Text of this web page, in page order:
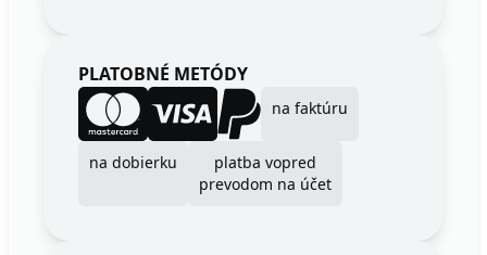
PLATOBNÉ METÓDY
na faktúru
na dobierku
platba vopred
prevodom na účet